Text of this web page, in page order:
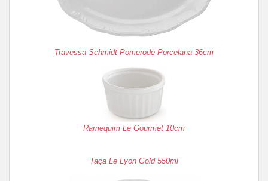
Travessa Schmidt Pomerode Porcelana 36cm
Ramequim Le Gourmet 10cm
Taça Le Lyon Gold 550ml